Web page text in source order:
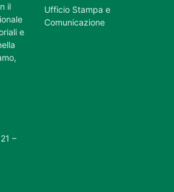
il
e
–
Ufficio Stampa e
Comunicazione